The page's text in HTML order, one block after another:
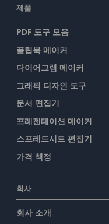
제품
PDF 도구 모음
플립북 메이커
다이어그램 메이커
그래픽 디자인 도구
문서 편집기
프레젠테이션 메이커
스프레드시트 편집기
가격 책정
회사
회사 소개